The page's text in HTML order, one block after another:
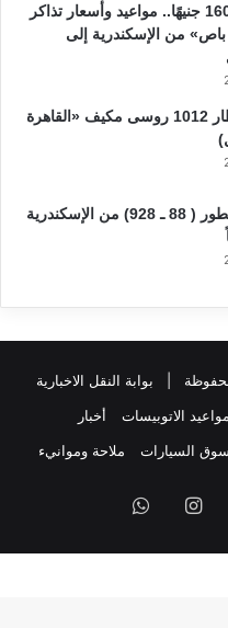
التذكرة تبدأ من 160 جنيهًا.. مواعيد وأسعار تذاكر
باص» من الإسكندرية إلى
بـ 230 جنيهاً.. قطار 1012 روسى مكيف «القاهرة
مواعيد أسبانى مطور ( 88 ـ 928) من الإسكندرية
بوابة النقل الاخبارية
مواعيد الاتوبيسات
أخبار
سوق السيارات ملاحة وموانيء
‫YouTubeانستقرام